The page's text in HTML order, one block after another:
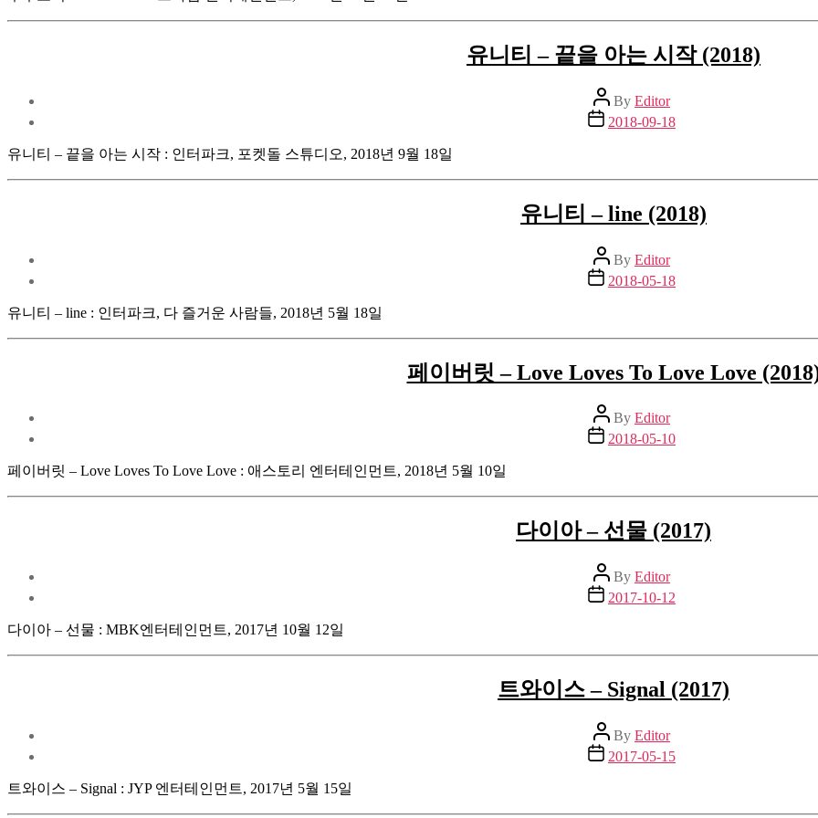
유니티 – 끝을 아는 시작 (2018)
Post
author
By Editor
Post
date
2018-09-18
유니티 – 끝을 아는 시작 : 인터파크, 포켓돌 스튜디오, 2018년 9월 18일
유니티 – line (2018)
Post
author
By Editor
Post
date
2018-05-18
유니티 – line : 인터파크, 다 즐거운 사람들, 2018년 5월 18일
페이버릿 – Love Loves To Love Love
Post
author
By Editor
Post
date
2018-05-10
페이버릿 – Love Loves To Love Love : 애스토리 엔터테인먼트, 2018년 5월 10일
다이아 – 선물 (2017)
Post
author
By Editor
Post
date
2017-10-12
다이아 – 선물 : MBK엔터테인먼트, 2017년 10월 12일
트와이스 – Signal (2017)
Post
author
By Editor
Post
date
2017-05-15
트와이스 – Signal : JYP 엔터테인먼트, 2017년 5월 15일